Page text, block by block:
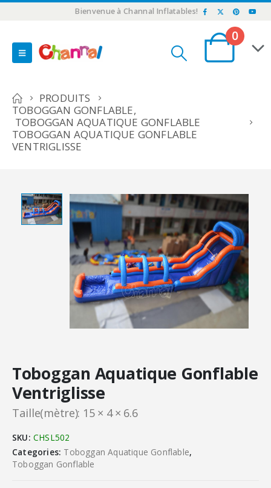
Bienvenue à Channal Inflatables!
0
PRODUITS
TOBOGGAN GONFLABLE,
TOBOGGAN AQUATIQUE GONFLABLE
TOBOGGAN AQUATIQUE GONFLABLE
VENTRIGLISSE
Toboggan Aquatique Gonflable
Ventriglisse
Taille(mètre): 15 × 4 × 6.6
SKU: CHSL502
Categories: Toboggan Aquatique Gonflable,
Toboggan Gonflable